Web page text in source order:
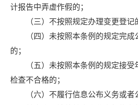
计报告中弄虚作假的；
（三）不按照规定办理变更登记
（四）未按照本条例的规定完
的；
（五）未按照本条例的规定接
检查不合格的；
（六）不履行信息公布义务或者